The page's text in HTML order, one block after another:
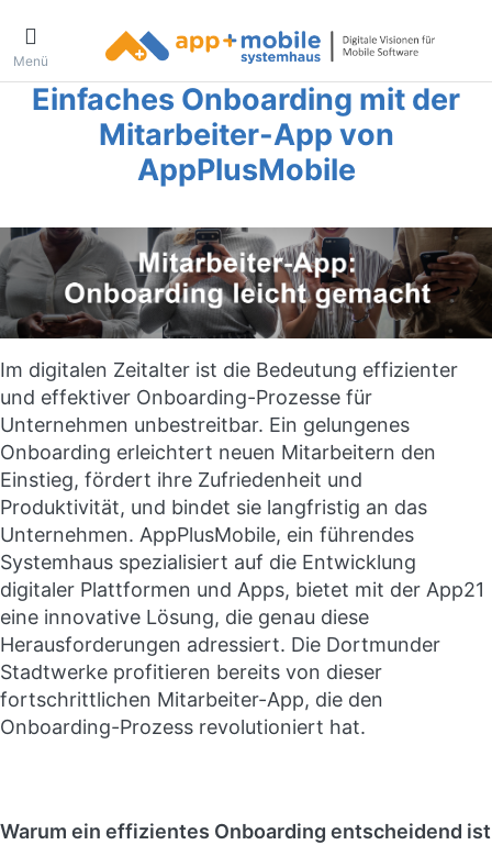
Menü
Einfaches Onboarding mit der
Mitarbeiter-App von
AppPlusMobile
Im digitalen Zeitalter ist die Bedeutung effizienter
und effektiver Onboarding-Prozesse für
Unternehmen unbestreitbar. Ein gelungenes
Onboarding erleichtert neuen Mitarbeitern den
Einstieg, fördert ihre Zufriedenheit und
Produktivität, und bindet sie langfristig an das
Unternehmen. AppPlusMobile, ein führendes
Systemhaus spezialisiert auf die Entwicklung
digitaler Plattformen und Apps, bietet mit der App21
eine innovative Lösung, die genau diese
Herausforderungen adressiert. Die Dortmunder
Stadtwerke profitieren bereits von dieser
fortschrittlichen Mitarbeiter-App, die den
Onboarding-Prozess revolutioniert hat.
Warum ein effizientes Onboarding entscheidend ist